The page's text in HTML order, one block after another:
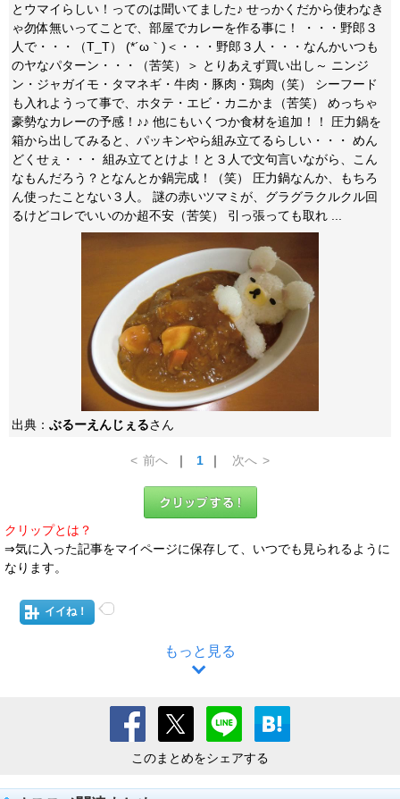
とウマイらしい！ってのは聞いてました♪ せっかくだから使わなき
ゃ勿体無いってことで、部屋でカレーを作る事に！ ・・・野郎３
人で・・・（T_T） (*´ω｀)＜・・・野郎３人・・・なんかいつも
のヤなパターン・・・（苦笑）＞ とりあえず買い出し～ ニンジ
ン・ジャガイモ・タマネギ・牛肉・豚肉・鶏肉（笑） シーフード
も入れようって事で、ホタテ・エビ・カニかま（苦笑） めっちゃ
豪勢なカレーの予感！♪♪ 他にもいくつか食材を追加！！ 圧力鍋を
箱から出してみると、パッキンやら組み立てるらしい・・・ めん
どくせぇ・・・ 組み立てとけよ！と３人で文句言いながら、こん
なもんだろう？となんとか鍋完成！（笑） 圧力鍋なんか、もちろ
ん使ったことない３人。 謎の赤いツマミが、グラグラクルクル回
るけどコレでいいのか超不安（苦笑） 引っ張っても取れ ...
出典： ぶるーえんじぇるさん
< 前へ ｜ 1 ｜ 次へ >
クリップとは？
⇒気に入った記事をマイページに保存して、いつでも見られるように
なります。
イイね！
もっと見る
このまとめをシェアする